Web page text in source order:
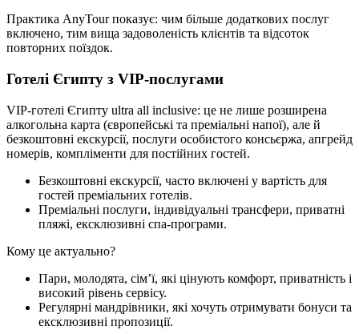
Практика AnyTour показує: чим більше додаткових послуг
включено, тим вища задоволеність клієнтів та відсоток
повторних поїздок.
Готелі Єгипту з VIP-послугами
VIP-готелі Єгипту ultra all inclusive: це не лише розширена
алкогольна карта (європейські та преміальні напої), але й
безкоштовні екскурсії, послуги особистого консьєржа, апгрейд
номерів, компліменти для постійних гостей.
Безкоштовні екскурсії, часто включені у вартість для
гостей преміальних готелів.
Преміальні послуги, індивідуальні трансфери, приватні
пляжі, ексклюзивні спа-програми.
Кому це актуально?
Пари, молодята, сім’ї, які цінують комфорт, приватність і
високий рівень сервісу.
Регулярні мандрівники, які хочуть отримувати бонуси та
ексклюзивні пропозиції.